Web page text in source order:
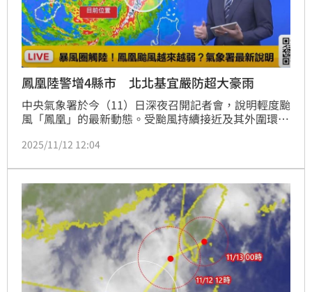
鳳凰陸警增4縣市 北北基宜嚴防超大豪雨
中央氣象署於今（11）日深夜召開記者會，說明輕度颱
風「鳳凰」的最新動態。受颱風持續接近及其外圍環流
戒範圍，同時提醒北台灣及東半部地區嚴防致災性降
2025/11/12 12:04